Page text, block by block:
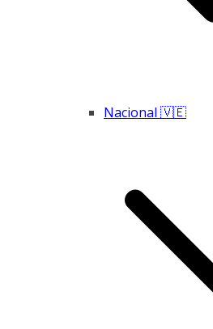
Nacional 🇻🇪